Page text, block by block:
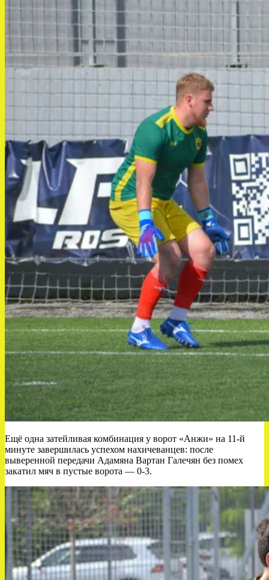
Ещё одна затейливая комбинация у ворот «Анжи» на 11-й
минуте завершилась успехом нахичеванцев: после
выверенной передачи Адамяна Вартан Галечян без помех
закатил мяч в пустые ворота — 0-3.